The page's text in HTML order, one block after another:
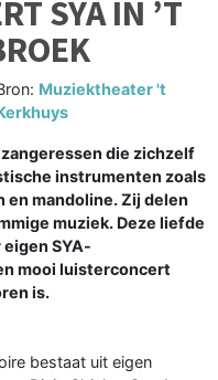
SYA IN ’T
Muziektheater 't
zangeressen die zichzelf
instrumenten zoals
en mandoline. Zij delen
muziek. Deze liefde
SYA-
mooi luisterconcert
is.
bestaat uit eigen